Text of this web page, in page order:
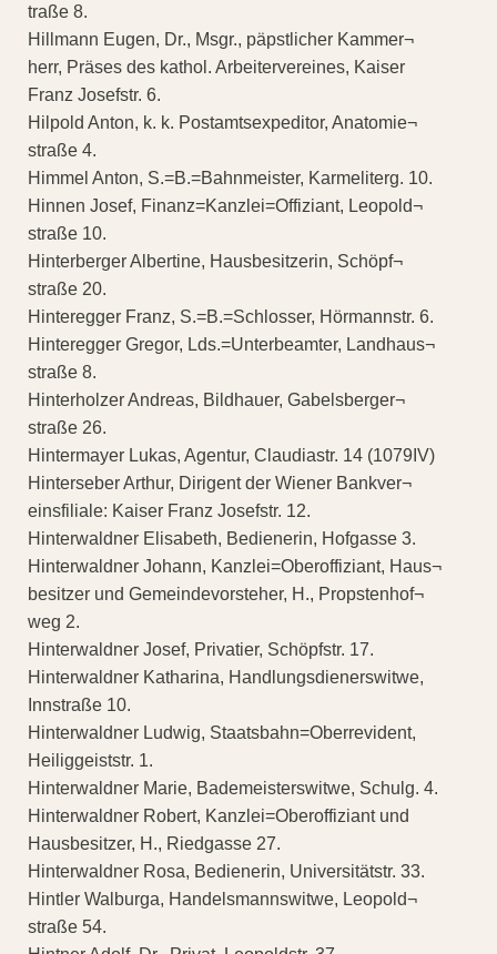
traße 8.
Hillmann Eugen, Dr., Msgr., päpstlicher Kammer¬
herr, Präses des kathol. Arbeitervereines, Kaiser
Franz Josefstr. 6.
Hilpold Anton, k. k. Postamtsexpeditor, Anatomie¬
straße 4.
Himmel Anton, S.=B.=Bahnmeister, Karmeliterg. 10.
Hinnen Josef, Finanz=Kanzlei=Offiziant, Leopold¬
straße 10.
Hinterberger Albertine, Hausbesitzerin, Schöpf¬
straße 20.
Hinteregger Franz, S.=B.=Schlosser, Hörmannstr. 6.
Hinteregger Gregor, Lds.=Unterbeamter, Landhaus¬
straße 8.
Hinterholzer Andreas, Bildhauer, Gabelsberger¬
straße 26.
Hintermayer Lukas, Agentur, Claudiastr. 14 (1079IV)
Hinterseber Arthur, Dirigent der Wiener Bankver¬
einsfiliale: Kaiser Franz Josefstr. 12.
Hinterwaldner Elisabeth, Bedienerin, Hofgasse 3.
Hinterwaldner Johann, Kanzlei=Oberoffiziant, Haus¬
besitzer und Gemeindevorsteher, H., Propstenhof¬
weg 2.
Hinterwaldner Josef, Privatier, Schöpfstr. 17.
Hinterwaldner Katharina, Handlungsdienerswitwe,
Innstraße 10.
Hinterwaldner Ludwig, Staatsbahn=Oberrevident,
Heiliggeiststr. 1.
Hinterwaldner Marie, Bademeisterswitwe, Schulg. 4.
Hinterwaldner Robert, Kanzlei=Oberoffiziant und
Hausbesitzer, H., Riedgasse 27.
Hinterwaldner Rosa, Bedienerin, Universitätstr. 33.
Hintler Walburga, Handelsmannswitwe, Leopold¬
straße 54.